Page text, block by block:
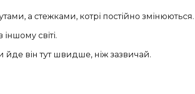
а стежками, котрі постійно змінюються.
світі.
він тут швидше, ніж зазвичай.